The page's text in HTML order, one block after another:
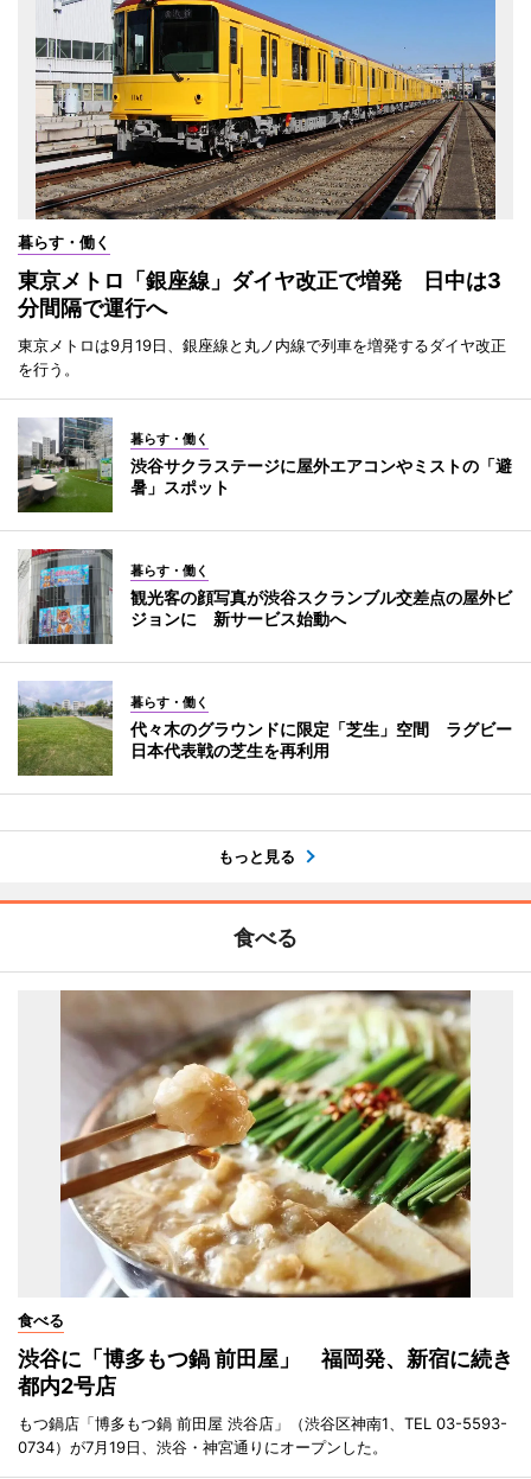
暮らす・働く
東京メトロ「銀座線」ダイヤ改正で増発 日中は3
分間隔で運行へ
東京メトロは9月19日、銀座線と丸ノ内線で列車を増発するダイヤ改正
を行う。
暮らす・働く
渋谷サクラステージに屋外エアコンやミストの「避
暑」スポット
暮らす・働く
観光客の顔写真が渋谷スクランブル交差点の屋外ビ
ジョンに 新サービス始動へ
暮らす・働く
代々木のグラウンドに限定「芝生」空間 ラグビー
日本代表戦の芝生を再利用
もっと見る
食べる
食べる
渋谷に「博多もつ鍋 前田屋」 福岡発、新宿に続き
都内2号店
もつ鍋店「博多もつ鍋 前田屋 渋谷店」（渋谷区神南1、TEL 03-5593-
0734）が7月19日、渋谷・神宮通りにオープンした。